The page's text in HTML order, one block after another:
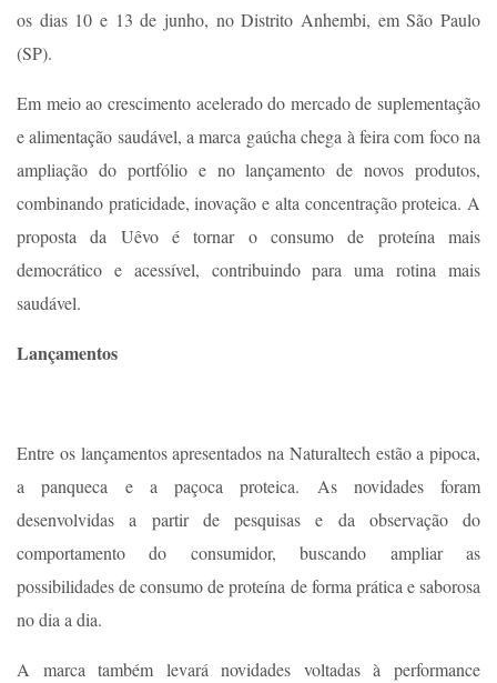
os dias 10 e 13 de junho, no Distrito Anhembi, em São Paulo
(SP).
Em meio ao crescimento acelerado do mercado de suplementação
e alimentação saudável, a marca gaúcha chega à feira com foco na
ampliação do portfólio e no lançamento de novos produtos,
combinando praticidade, inovação e alta concentração proteica. A
proposta da Uêvo é tornar o consumo de proteína mais
democrático e acessível, contribuindo para uma rotina mais
saudável.
Lançamentos
Entre os lançamentos apresentados na Naturaltech estão a pipoca,
a panqueca e a paçoca proteica. As novidades foram
desenvolvidas a partir de pesquisas e da observação do
comportamento do consumidor, buscando ampliar as
possibilidades de consumo de proteína de forma prática e saborosa
no dia a dia.
A marca também levará novidades voltadas à performance